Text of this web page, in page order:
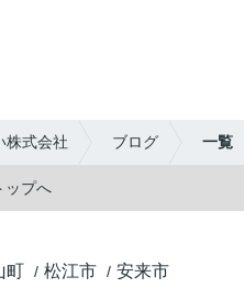
株式会社 ブログ 一覧
ップへ
町 松江市
安来市